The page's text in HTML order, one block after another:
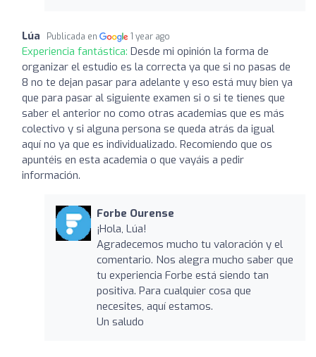
Lúa Publicada en 1 year ago
Experiencia fantástica: Desde mi opinión la forma de
organizar el estudio es la correcta ya que si no pasas de
8 no te dejan pasar para adelante y eso está muy bien ya
que para pasar al siguiente examen si o si te tienes que
saber el anterior no como otras academias que es más
colectivo y si alguna persona se queda atrás da igual
aquí no ya que es individualizado. Recomiendo que os
apuntéis en esta academia o que vayáis a pedir
información.
Forbe Ourense
¡Hola, Lúa!
Agradecemos mucho tu valoración y el
comentario. Nos alegra mucho saber que
tu experiencia Forbe está siendo tan
positiva. Para cualquier cosa que
necesites, aquí estamos.
Un saludo